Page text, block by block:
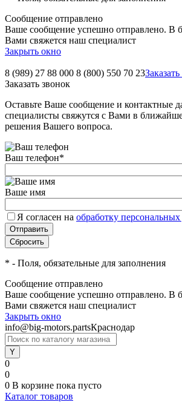
Сообщение отправлено
Ваше сообщение успешно отправлено. В
Вами свяжется наш специалист
Закрыть окно
8 (989) 27 88 000 8 (800) 550 70 23
Заказать звонок
Оставьте Ваше сообщение и контактные
специалисты свяжутся с Вами в
решения Вашего вопроса.
Ваш телефон*
Ваше имя
Я согласен на обработку
* - Поля, обязательные для заполнения
Сообщение отправлено
Ваше сообщение успешно отправлено. В
Вами свяжется наш специалист
Закрыть окно
info@big-motors.partsКраснодар
0
0
0 В корзине пока пусто
Каталог товаров